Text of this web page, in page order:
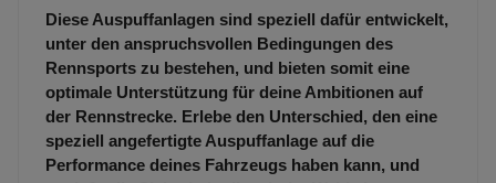
Diese Auspuffanlagen sind speziell dafür entwickelt,
unter den anspruchsvollen Bedingungen des
Rennsports zu bestehen, und bieten somit eine
optimale Unterstützung für deine Ambitionen auf
der Rennstrecke. Erlebe den Unterschied, den eine
speziell angefertigte Auspuffanlage auf die
Performance deines Fahrzeugs haben kann, und